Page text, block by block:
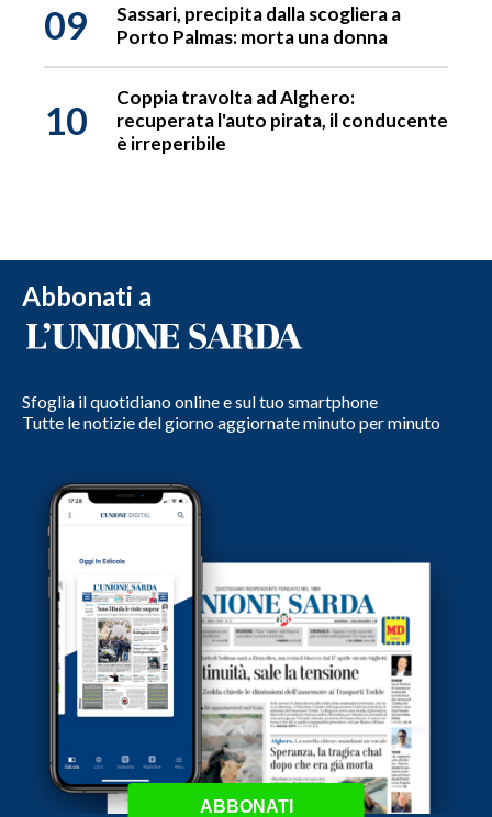
09
Sassari, precipita dalla scogliera a
Porto Palmas: morta una donna
10
Coppia travolta ad Alghero:
recuperata l'auto pirata, il conducente
è irreperibile
Abbonati a
Sfoglia il quotidiano online e sul tuo smartphone
Tutte le notizie del giorno aggiornate minuto per minuto
ABBONATI